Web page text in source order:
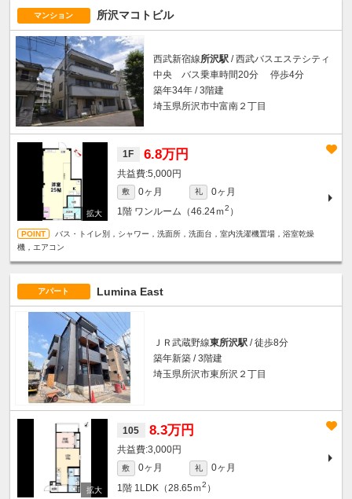
マンション 所沢マコトビル
西武新宿線所沢駅 / 西武バスエステシティ
中央 バス乗車時間20分 停歩4分
築年34年 / 3階建
埼玉県所沢市中富南２丁目
1F 6.8万円
5,000円
敷 0ヶ月 礼
0ヶ月
1階 ワンルーム（46.24ｍ2 ）
バス・トイレ別，シャワー，洗面所，洗面台，室内洗濯機置場，浴室乾燥
機，エアコン
アパート Lumina East
ＪＲ武蔵野線東所沢駅 / 徒歩8分
築年新築 / 3階建
埼玉県所沢市東所沢２丁目
105 8.3万円
3,000円
敷 0ヶ月 礼
0ヶ月
1階 1LDK（28.65ｍ2 ）